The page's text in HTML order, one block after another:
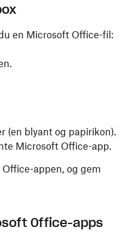
en Microsoft Office-fil:
(en blyant og papirikon).
Microsoft Office-app.
appen, og gem
Office-apps